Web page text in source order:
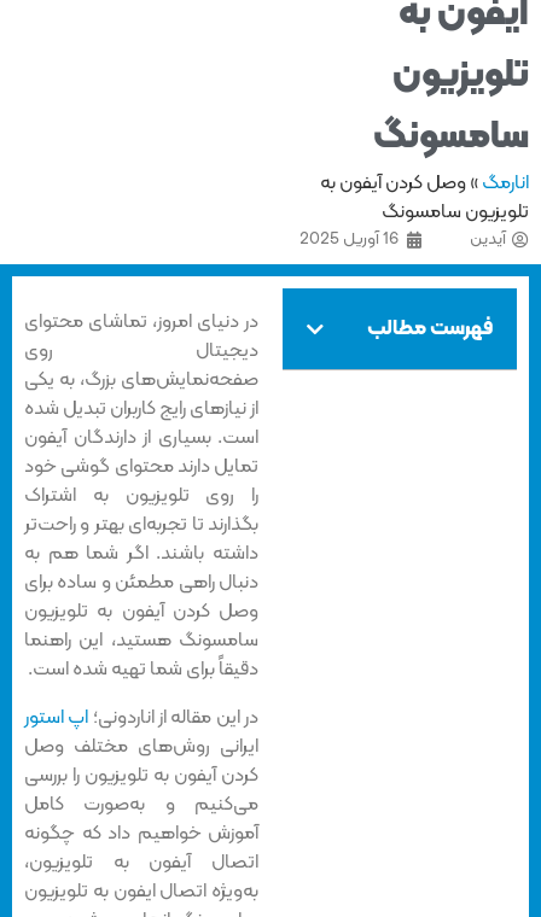
به
»وصل كردن آيفون به
سامسونگ
آیدین 16 آوریل 2025
فهرست مطالب
در دنیای امروز، تماشای محتوای
دیجیتال روی
صفحه‌نمایش‌های بزرگ، به یکی
از نیازهای رایج کاربران تبدیل شده
است. بسیاری از دارندگان آیفون
تمایل دارند محتوای گوشی خود
را روی تلویزیون به اشتراک
بگذارند تا تجربه‌ای بهتر و راحت‌تر
داشته باشند. اگر شما هم به
دنبال راهی مطمئن و ساده برای
وصل كردن آيفون به تلويزيون
سامسونگ هستید، این راهنما
دقیقاً برای شما تهیه شده است.
در این مقاله از اناردونی؛اپ استور
ایرانی روش‌های مختلف وصل
كردن آيفون به تلويزيون را بررسی
می‌کنیم و به‌صورت کامل
آموزش خواهیم داد که چگونه
اتصال آیفون به تلویزیون،
به‌ویژه اتصال ایفون به تلویزیون